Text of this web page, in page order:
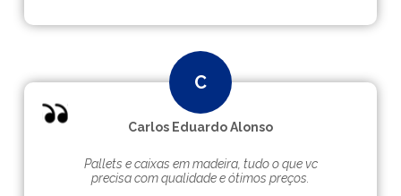
Carlos Eduardo Alonso
Pallets e caixas em madeira, tudo o que vc
precisa com qualidade e ótimos preços.